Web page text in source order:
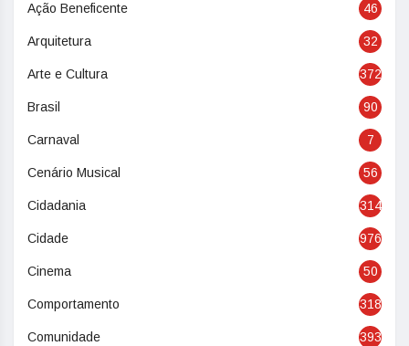
Ação Beneficente 46
Arquitetura 32
Arte e Cultura 372
Brasil 90
Carnaval 7
Cenário Musical 56
Cidadania 314
Cidade 976
Cinema 50
Comportamento 318
Comunidade 393